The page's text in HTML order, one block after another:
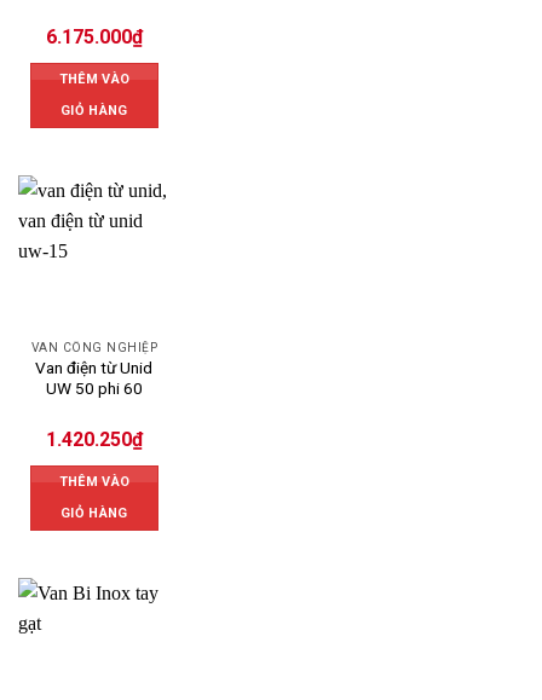
6.175.000₫
THÊM VÀO
GIỎ HÀNG
VAN CÔNG NGHIỆP
Van điện từ Unid
UW 50 phi 60
1.420.250₫
THÊM VÀO
GIỎ HÀNG